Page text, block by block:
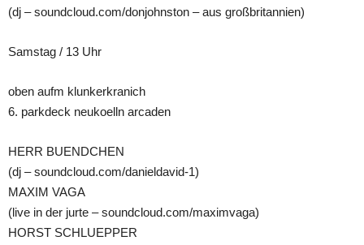
(dj – soundcloud.com/donjohnston – aus großbritannien)
Samstag / 13 Uhr
oben aufm klunkerkranich
6. parkdeck neukoelln arcaden
HERR BUENDCHEN
(dj – soundcloud.com/danieldavid-1)
MAXIM VAGA
(live in der jurte – soundcloud.com/maximvaga)
HORST SCHLUEPPER